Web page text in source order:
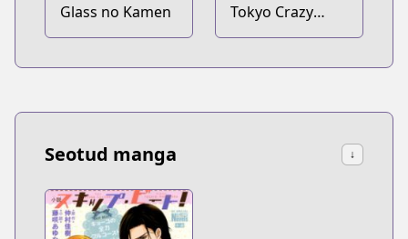
Glass no Kamen
Tokyo Crazy
Paradise
Seotud manga ↓